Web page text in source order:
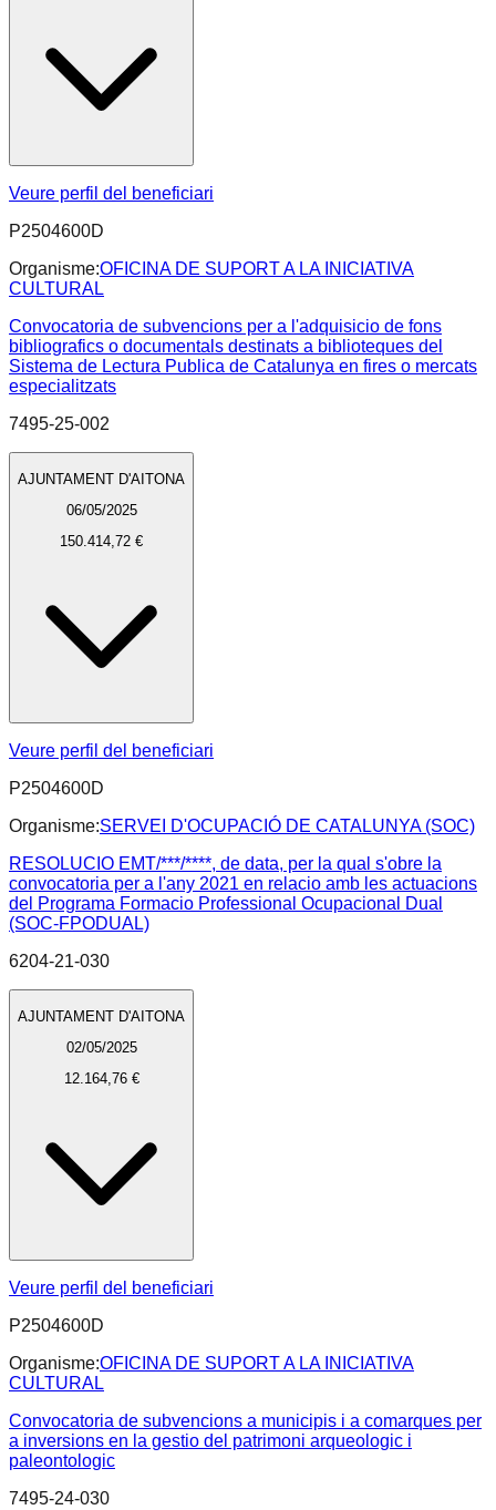
Veure perfil del beneficiari
P2504600D
Organisme:OFICINA DE SUPORT A LA INICIATIVA
CULTURAL
Convocatoria de subvencions per a l'adquisicio de fons
bibliografics o documentals destinats a biblioteques del
Sistema de Lectura Publica de Catalunya en fires o mercats
especialitzats
7495-25-002
AJUNTAMENT D'AITONA
06/05/2025
150.414,72 €
Veure perfil del beneficiari
P2504600D
Organisme:SERVEI D'OCUPACIÓ DE CATALUNYA (SOC)
RESOLUCIO EMT/***/****, de data, per la qual s'obre la
convocatoria per a l'any 2021 en relacio amb les actuacions
del Programa Formacio Professional Ocupacional Dual
(SOC-FPODUAL)
6204-21-030
AJUNTAMENT D'AITONA
02/05/2025
12.164,76 €
Veure perfil del beneficiari
P2504600D
Organisme:OFICINA DE SUPORT A LA INICIATIVA
CULTURAL
Convocatoria de subvencions a municipis i a comarques per
a inversions en la gestio del patrimoni arqueologic i
paleontologic
7495-24-030